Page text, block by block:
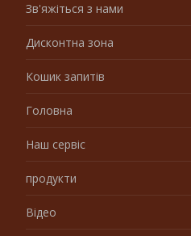
Зв'яжіться з нами
Дисконтна зона
Кошик запитів
Головна
Наш сервіс
продукти
Відео